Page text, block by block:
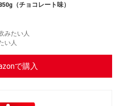
（チョコレート味）
みたい人
い人
で購入